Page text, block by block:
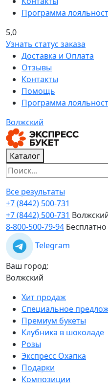
Программа
5,0
Узнать статус заказа
Доставка и Оплата
Отзывы
Контакты
Помощь
Программа
Волжский
Каталог
Все результаты
+7 (8442) 500-731
+7 (8442) 500-731
8-800-500-79-94
Telegram
Ваш город:
Волжский
Хит продаж
Специальное
Премиум букеты
Клубника в шоколаде
Розы
Экспресс Охапка
Подарки
Композиции